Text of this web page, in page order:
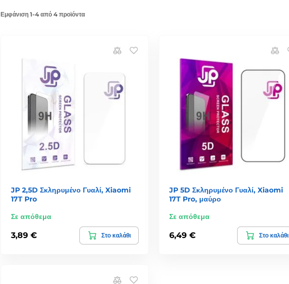
Εμφάνιση 1-4 από 4 προϊόντα
JP 2,5D Σκληρυμένο Γυαλί, Xiaomi
17T Pro
Σε απόθεμα
3,89 € Στο καλάθι
JP 5D Σκληρυμένο Γυαλί, Xiaomi
17T Pro, μαύρο
Σε απόθεμα
6,49 € Στο καλάθι